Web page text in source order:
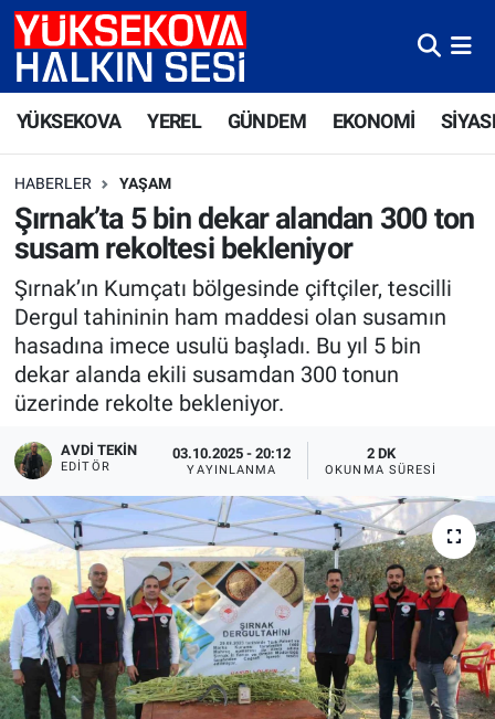
YÜKSEKOVA YEREL GÜNDEM EKONOMİ
HABERLER YAŞAM
Şırnak’ta 5 bin dekar alandan 300 ton
susam rekoltesi bekleniyor
Şırnak’ın Kumçatı bölgesinde çiftçiler, tescilli
Dergul tahininin ham maddesi olan susamın
hasadına imece usulü başladı. Bu yıl 5 bin
dekar alanda ekili susamdan 300 tonun
üzerinde rekolte bekleniyor.
AVDI TEKIN
EDITÖR
03.10.2025 - 20:12
YAYINLANMA
2 DK
OKUNMA SÜRESI
Yüksekova Nöbetçi Eczaneler
Yüksekova Trafik Yoğunluk Haritası
Süper Lig Puan Durumu ve Fikstür
Tüm Manşetler
Son Dakika Haberleri